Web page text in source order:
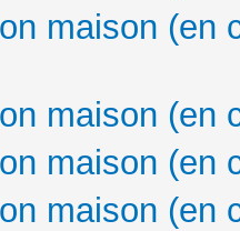
maison (en
maison (en
maison (en
maison (en